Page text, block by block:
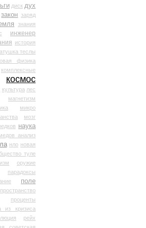
диск дух
закон заряд
знания
инженер
история
теслы
физика
комплексные
космос
культура лес
магнетизм
микро
мозг
наука
анализ
нло новая
туле
оружие
парадоксы
поле
пространство
проценты
из кризиса
рейх